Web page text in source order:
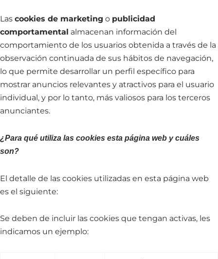
Las cookies de marketing o publicidad
comportamental almacenan información del
comportamiento de los usuarios obtenida a través de la
observación continuada de sus hábitos de navegación,
lo que permite desarrollar un perfil específico para
mostrar anuncios relevantes y atractivos para el usuario
individual, y por lo tanto, más valiosos para los terceros
anunciantes.
¿Para qué utiliza las cookies esta página web y cuáles
son?
El detalle de las cookies utilizadas en esta página web
es el siguiente:
Se deben de incluir las cookies que tengan activas, les
indicamos un ejemplo: